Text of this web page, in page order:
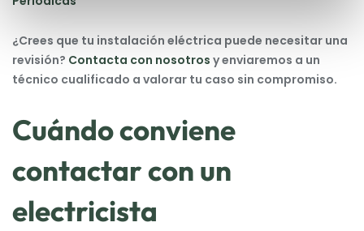
¿Crees que tu instalación eléctrica puede necesitar una
revisión? Contacta con nosotros y enviaremos a un
técnico cualificado a valorar tu caso sin compromiso.
Cuándo conviene
contactar con un
electricista